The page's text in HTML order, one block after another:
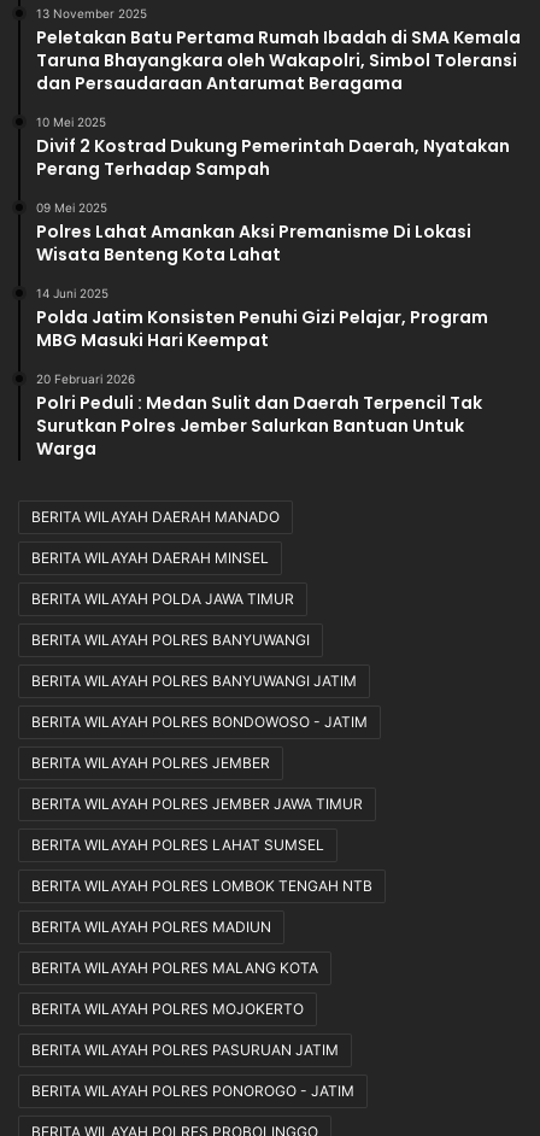
13 November 2025
Peletakan Batu Pertama Rumah Ibadah di SMA Kemala
Taruna Bhayangkara oleh Wakapolri, Simbol Toleransi
dan Persaudaraan Antarumat Beragama
10 Mei 2025
Divif 2 Kostrad Dukung Pemerintah Daerah, Nyatakan
Perang Terhadap Sampah
09 Mei 2025
Polres Lahat Amankan Aksi Premanisme Di Lokasi
Wisata Benteng Kota Lahat
14 Juni 2025
Polda Jatim Konsisten Penuhi Gizi Pelajar, Program
MBG Masuki Hari Keempat
20 Februari 2026
Polri Peduli : Medan Sulit dan Daerah Terpencil Tak
Surutkan Polres Jember Salurkan Bantuan Untuk
Warga
BERITA WILAYAH DAERAH MANADO
BERITA WILAYAH DAERAH MINSEL
BERITA WILAYAH POLDA JAWA TIMUR
BERITA WILAYAH POLRES BANYUWANGI
BERITA WILAYAH POLRES BANYUWANGI JATIM
BERITA WILAYAH POLRES BONDOWOSO - JATIM
BERITA WILAYAH POLRES JEMBER
BERITA WILAYAH POLRES JEMBER JAWA TIMUR
BERITA WILAYAH POLRES LAHAT SUMSEL
BERITA WILAYAH POLRES LOMBOK TENGAH NTB
BERITA WILAYAH POLRES MADIUN
BERITA WILAYAH POLRES MALANG KOTA
BERITA WILAYAH POLRES MOJOKERTO
BERITA WILAYAH POLRES PASURUAN JATIM
BERITA WILAYAH POLRES PONOROGO - JATIM
BERITA WILAYAH POLRES PROBOLINGGO